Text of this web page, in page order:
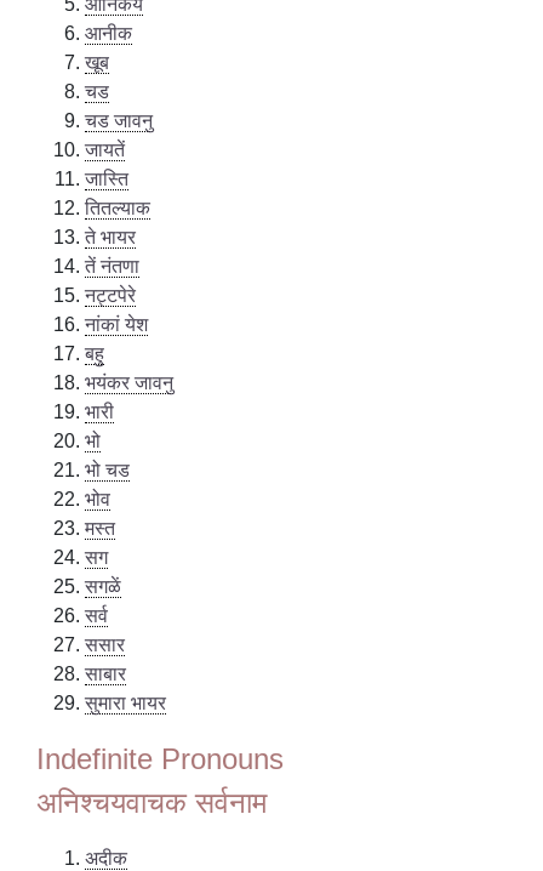
आनीक
खूब
चड
चड जावनु
जायतें
जास्ति
तितल्याक
ते भायर
तें नंतणा
नट्टपेरे
नांकां येश
बहु
भयंकर जावनु
भारी
भो
भो चड
भोव
मस्त
सग
सगळें
सर्व
ससार
साबार
सुमारा भायर
Indefinite Pronouns
अनिश्चयवाचक सर्वनाम
अदीक